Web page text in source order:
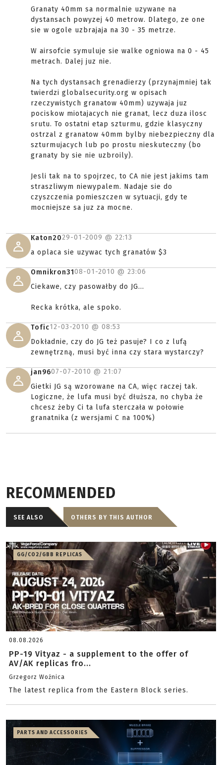
Granaty 40mm sa normalnie uzywane na
dystansach powyzej 40 metrow. Dlatego, ze one
sie w ogole uzbrajaja na 30 - 35 metrze.
W airsofcie symuluje sie walke ogniowa na 0 - 45
metrach. Dalej juz nie.
Na tych dystansach grenadierzy (przynajmniej tak
twierdzi globalsecurity.org w opisach
rzeczywistych granatow 40mm) uzywaja juz
pociskow miotajacych nie granat, lecz duza ilosc
srutu. To ostatni etap szturmu, gdzie klasyczny
ostrzal z granatow 40mm bylby niebezpieczny dla
szturmujacych lub po prostu nieskuteczny (bo
granaty by sie nie uzbroily).
Jesli tak na to spojrzec, to CA nie jest jakims tam
straszliwym niewypalem. Nadaje sie do
czyszczenia pomieszczen w sytuacji, gdy te
mocniejsze sa juz za mocne.
Katon2029-01-2009 @ 22:13
a oplaca sie uzywac tych granatów $3
Omnikron3108-01-2010 @ 23:06
Ciekawe, czy pasowałby do JG...
Recka krótka, ale spoko.
Tofic12-03-2010 @ 08:53
Dokładnie, czy do JG też pasuje? I co z lufą
zewnętrzną, musi być inna czy stara wystarczy?
jan9607-07-2010 @ 21:07
Gietki JG są wzorowane na CA, więc raczej tak.
Logiczne, że lufa musi być dłuższa, no chyba że
chcesz żeby Ci ta lufa sterczała w połowie
granatnika (z wersjami C na 100%)
RECOMMENDED
SEE ALSO OTHERS BY THIS AUTHOR
GG/CO2/GBB REPLICAS
08.08.2026
PP-19 Vityaz - a supplement to the offer of
AV/AK replicas fro...
Grzegorz Woźnica
The latest replica from the Eastern Block series.
PARTS AND ACCESSORIES